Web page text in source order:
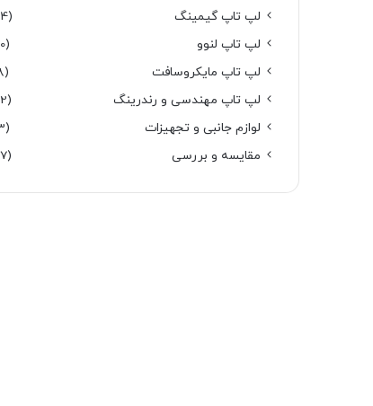
لپ تاپ گیمینگ
(14)
لپ تاپ لنوو
(10)
لپ تاپ مایکروسافت
(8)
لپ تاپ مهندسی و رندرینگ
(12)
لوازم جانبی و تجهیزات
(3)
مقایسه و بررسی
(17)